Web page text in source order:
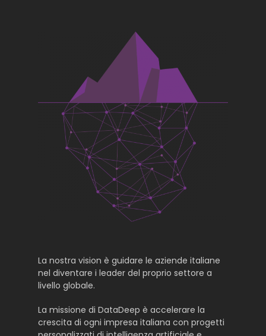
La nostra vision è guidare le aziende italiane
nel diventare i leader del proprio settore a
livello globale.
La missione di DataDeep è accelerare la
crescita di ogni impresa italiana con progetti